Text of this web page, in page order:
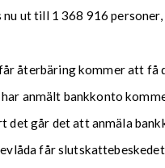
ut till 1 368 916
återbäring kommer att få
anmält bankkonto
det går det att anmäla
får